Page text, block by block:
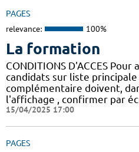
PAGES
relevance: 100%
La formation
CONDITIONS D'ACCES
candidats sur liste
complémentaire doivent,
l'affichage , confirmer par
15/04/2025 17:00
PAGES